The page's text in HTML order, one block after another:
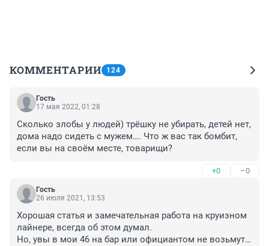
КОММЕНТАРИИ 124
Гость
17 мая 2022, 01:28
Сколько злобы у людей) трёшку не убирать, детей нет,
дома надо сидеть с мужем…. Что ж вас так бомбит,
если вы на своём месте, товарищи?
+0 –0
Гость
26 июля 2021, 13:53
Хорошая статья и замечательная работа на круизном
лайнере, всегда об этом думал.
Но, увы в мои 46 на бар или официантом не возьмут,